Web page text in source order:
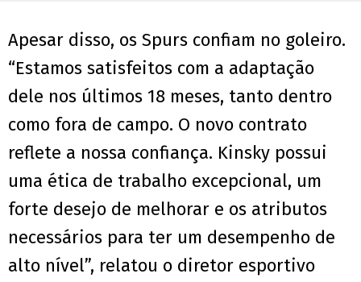
Apesar disso, os Spurs confiam no goleiro.
“Estamos satisfeitos com a adaptação
dele nos últimos 18 meses, tanto dentro
como fora de campo. O novo contrato
reflete a nossa confiança. Kinsky possui
uma ética de trabalho excepcional, um
forte desejo de melhorar e os atributos
necessários para ter um desempenho de
alto nível”, relatou o diretor esportivo